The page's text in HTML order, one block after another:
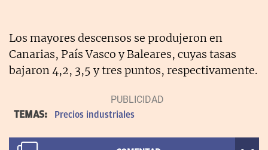
Los mayores descensos se produjeron en
Canarias, País Vasco y Baleares, cuyas tasas
bajaron 4,2, 3,5 y tres puntos, respectivamente.
TEMAS: Precios industriales